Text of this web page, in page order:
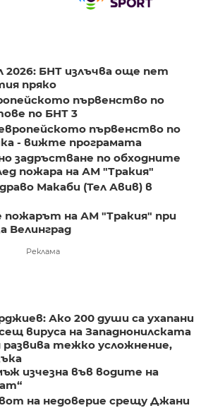
2026: БНТ излъчва още пет
пряко
първенство по
по БНТ 3
първенство по
- вижте програмата
задръстване по обходните
пожара на АМ "Тракия"
Макаби (Тел Авив) в
пожарът на АМ "Тракия" при
Велинград
Реклама
Ако 200 души са ухапани
вируса на Западнонилската
развива тежко усложнение,
изчезна във водите на
на недоверие срещу Джани